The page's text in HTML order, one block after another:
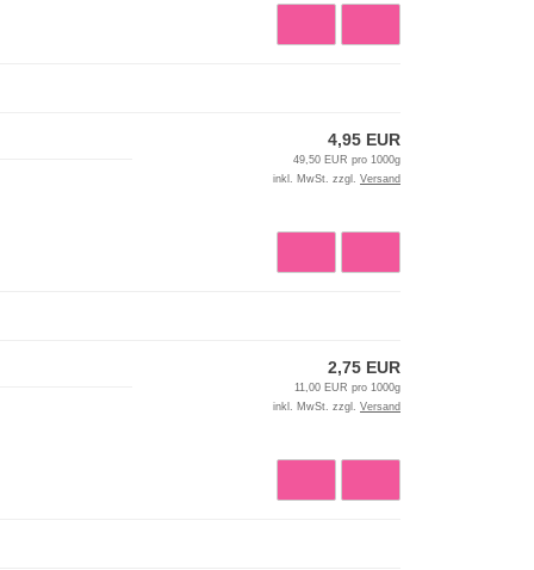
4,95 EUR
49,50 EUR pro 1000g
inkl. MwSt. zzgl. Versand
2,75 EUR
11,00 EUR pro 1000g
inkl. MwSt. zzgl. Versand